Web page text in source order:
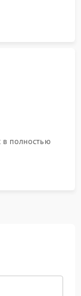
в полностью